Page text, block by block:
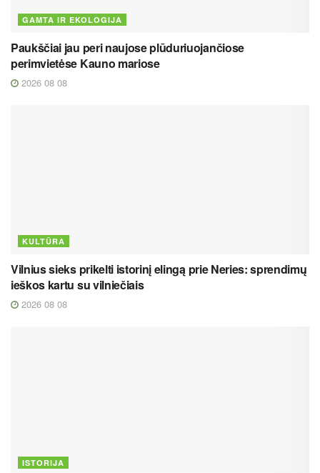
GAMTA IR EKOLOGIJA
Paukščiai jau peri naujose plūduriuojančiose
perimvietėse Kauno mariose
2026 08 08
KULTŪRA
Vilnius sieks prikelti istorinį elingą prie Neries: sprendimų
ieškos kartu su vilniečiais
2026 08 08
ISTORIJA